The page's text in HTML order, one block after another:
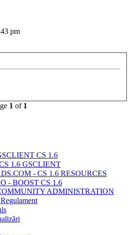
pm
1 of 1
CS 1.6
1.6 GSCLIENT
- CS 1.6 RESOURCES
- BOOST CS 1.6
ADMINISTRATION